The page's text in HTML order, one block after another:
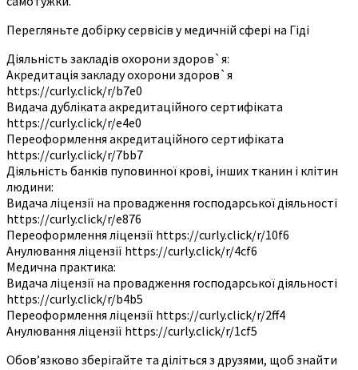
Перегляньте добірку сервісів у медичній сфері на Гіді
Діяльність закладів охорони здоров`я:
Акредитація закладу охорони здоров`я
https://curly.click/r/b7e0
Видача дубліката акредитаційного сертифіката
https://curly.click/r/e4e0
Переоформлення акредитаційного сертифіката
https://curly.click/r/7bb7
Діяльність банків пуповинної крові, інших тканин і клітин
людини:
Видача ліцензії на провадження господарської діяльності
https://curly.click/r/e876
Переоформлення ліцензії https://curly.click/r/10f6
Анулювання ліцензії https://curly.click/r/4cf6
Медична практика:
Видача ліцензії на провадження господарської діяльності
https://curly.click/r/b4b5
Переоформлення ліцензії https://curly.click/r/2ff4
Анулювання ліцензії https://curly.click/r/1cf5
Обов’язково зберігайте та діліться з друзями, щоб знайти